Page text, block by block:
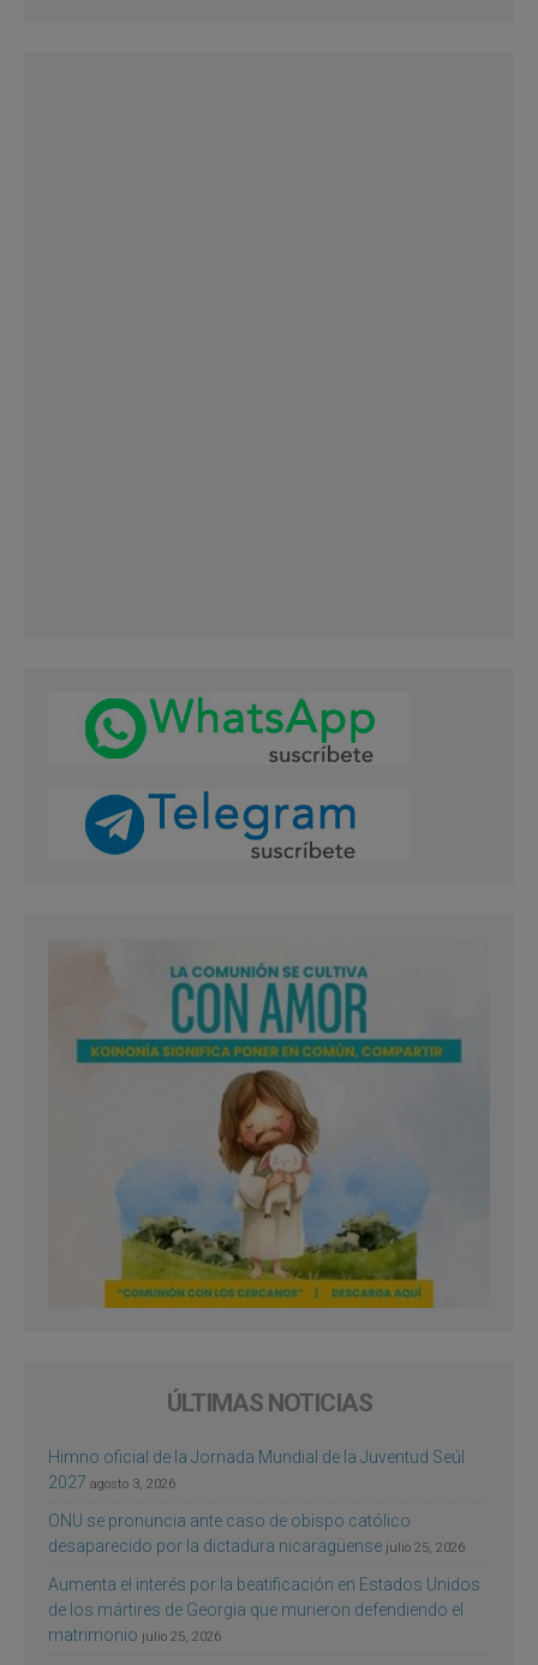
ÚLTIMAS NOTICIAS
Himno oficial de la Jornada Mundial de la Juventud Seúl
2027 agosto 3, 2026
ONU se pronuncia ante caso de obispo católico
desaparecido por la dictadura nicaragüense julio 25, 2026
Aumenta el interés por la beatificación en Estados Unidos
de los mártires de Georgia que murieron defendiendo el
matrimonio julio 25, 2026